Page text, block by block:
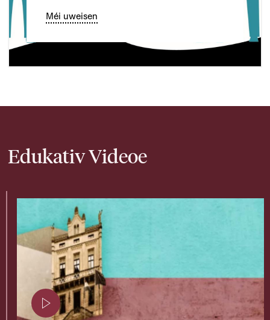
Méi uweisen
Edukativ Videoe